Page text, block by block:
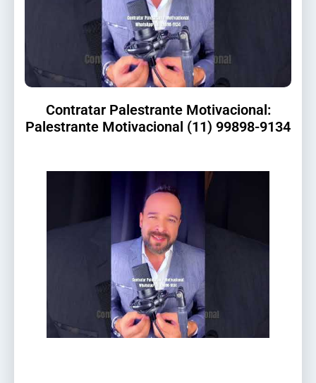
Contratar Palestrante Motivacional:
Palestrante Motivacional (11) 99898-9134